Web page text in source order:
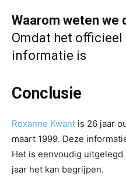
Waarom weten we
Omdat het officieel
informatie is
Conclusie
Roxanne Kwant is 26 jaar
maart 1999. Deze
Het is eenvoudig
jaar het kan begrijpen.